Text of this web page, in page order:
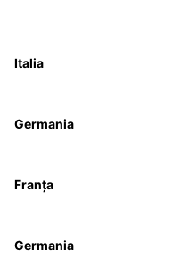
Italia
Germania
Franța
Germania